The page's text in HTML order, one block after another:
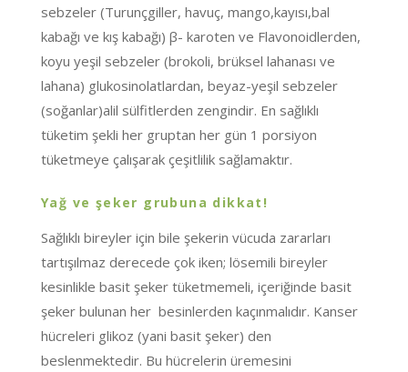
sebzeler (Turunçgiller, havuç, mango,kayısı,bal
kabağı ve kış kabağı) β- karoten ve Flavonoidlerden,
koyu yeşil sebzeler (brokoli, brüksel lahanası ve
lahana) glukosinolatlardan, beyaz-yeşil sebzeler
(soğanlar)alil sülfitlerden zengindir. En sağlıklı
tüketim şekli her gruptan her gün 1 porsiyon
tüketmeye çalışarak çeşitlilik sağlamaktır.
Yağ ve şeker grubuna dikkat!
Sağlıklı bireyler için bile şekerin vücuda zararları
tartışılmaz derecede çok iken; lösemili bireyler
kesinlikle basit şeker tüketmemeli, içeriğinde basit
şeker bulunan her besinlerden kaçınmalıdır. Kanser
hücreleri glikoz (yani basit şeker) den
beslenmektedir. Bu hücrelerin üremesini